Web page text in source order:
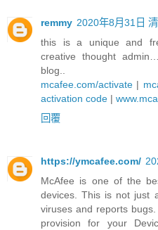
remmy 2020年8月31日
this is a unique and
creative thought
blog..
mcafee.com/activate |
activation code |
回覆
https://ymcafee.com/
McAfee is one of the
devices. This is not just
viruses and reports
provision for your